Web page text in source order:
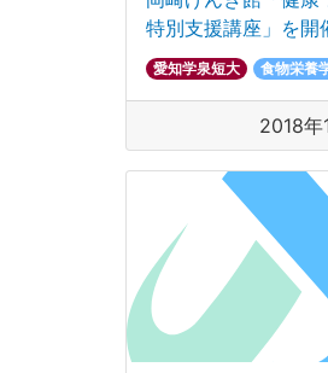
特別支援講座」を開
愛知学泉短大 食物栄養
2018年